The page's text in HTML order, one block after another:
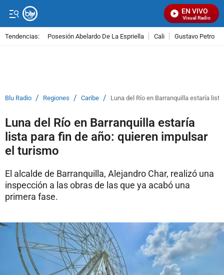
EN VIVO
Señal Visual Radio
Tendencias: Posesión Abelardo De La Espriella Cali Gustavo Petro
Blu Radio / Regiones / Caribe / Luna del Río en Barranquilla estaría
Luna del Río en Barranquilla estaría
lista para fin de año: quieren impulsar
el turismo
El alcalde de Barranquilla, Alejandro Char, realizó una
inspección a las obras de las que ya acabó una
primera fase.